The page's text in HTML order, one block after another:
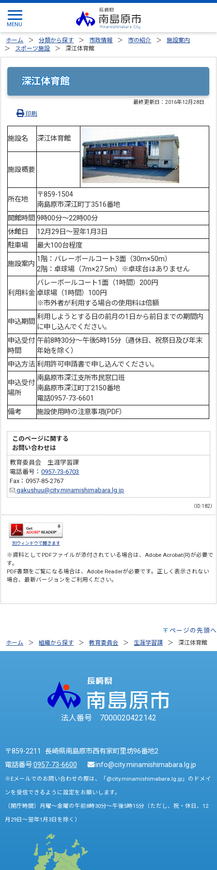
ホーム 分類から探す 市政情報 市の紹介
施設案内
スポーツ施設
深江体育館
深江体育館
最終更新日：2016年12月28日
印刷
施設名 深江体育館
施設概要
所在地
〒859-1504
南島原市深江町丁3516番地
開館時間 9時00分～22時00分
休館日
12月29日～翌年1月3日
駐車場
最大100台程度
施設案内
1階：バレーボールコート3面（30m×50m）
2階：卓球場（7m×27.5m）※卓球台はありません
利用料金
バレーボールコート1面（1時間）200円
卓球場（1時間）100円
※市外者が利用する場合の使用料は倍額
申込期間
利用しようとする日の前月の1日から前日までの期間内
に申し込んでください。
申込受付
時間
午前8時30分～午後5時15分（週休日、祝祭日及び年末
年始を除く）
申込方法 利用許可申請書で申し込んでください。
申込受付
場所
南島原市深江支所市民窓口班
南島原市深江町丁2150番地
電話0957-73-6601
備考
施設使用時の注意事項(PDF）
このページに関する
お問い合わせは
教育委員会 生涯学習課
電話番号：0957-73-6703
Fax：0957-85-2767
gakushuu@city.minamishimabara.lg.jp
（ID:182）
別ウィンドウで開きます
※資料としてPDFファイルが添付されている場合は、Adobe Acrobat(R)が必要で
す。
PDF書類をご覧になる場合は、Adobe Readerが必要です。正しく表示されない
場合、最新バージョンをご利用ください。
ページの先頭へ
ホーム 組織から探す 教育委員会 生涯学習課 深江体育館
法人番号 7000020422142
〒859-2211 長崎県南島原市西有家町里坊96番地2
電話番号:0957-73-6600 info@city.minamishimabara.lg.jp
※Eメールでのお問い合わせの際は、「@city.minamishimabara.lg.jp」のドメイ
ンを受信できるように設定をお願いします。
〔開庁時間〕月曜～金曜の午前8時30分～午後5時15分（ただし、祝・休日、12
月29日～翌年1月3日を除く）